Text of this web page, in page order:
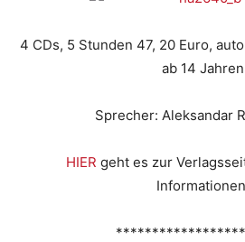
4 CDs, 5 Stunden 47, 20 Euro,
ab 14 Jahren
Sprecher: Aleksandar
HIER geht es zur